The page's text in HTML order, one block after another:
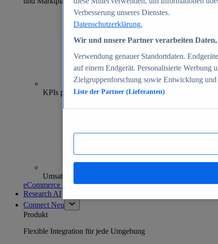
70+
KPIs pro Shop
Umsatzanalysen und -prognosen
eCommerce Insights entdecken
Research AI
Connect Neu
Produkt
Flexible Integration für jede Umgebung
Verbesserung unseres Dienstes.
Datenschutzerklärung.
Wir und unsere Partner verarbeiten
Verwendung genauer Standortdaten.
auf einem Endgerät. Personalisierte Werbung
Zielgruppenforschung sowie Entwicklung
Liste der Partner (Lieferanten)